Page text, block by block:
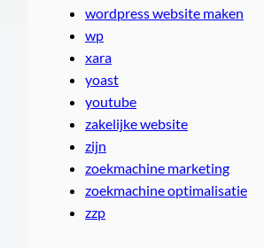
wordpress website maken
wp
xara
yoast
youtube
zakelijke website
zijn
zoekmachine marketing
zoekmachine optimalisatie
zzp